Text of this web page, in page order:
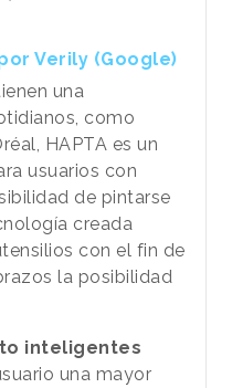
Verily (Google)
una
como
HAPTA es un
usuarios con
de pintarse
creada
con el fin de
la posibilidad
inteligentes
una mayor